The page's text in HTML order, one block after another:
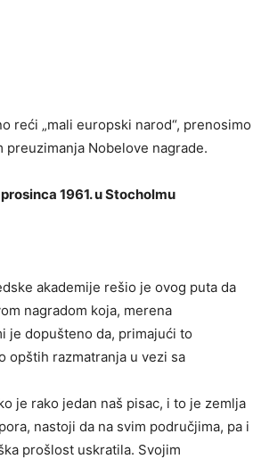
reći „mali europski narod“, prenosimo
Nobelove nagrade.
1961. u Stocholmu
akademije rešio je ovog puta da
nagradom koja, merena
je dopušteno da, primajući to
opštih razmatranja u vezi sa
je rako jedan naš pisac, i to je zemlja
nastoji da na svim područjima, pa i
prošlost uskratila. Svojim